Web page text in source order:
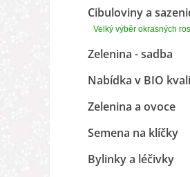
Cibuloviny a
Velký výběr okrasných
Zelenina - sadba
Nabídka v BIO
Zelenina a ovoce
Semena na klíčky
Bylinky a léčivky